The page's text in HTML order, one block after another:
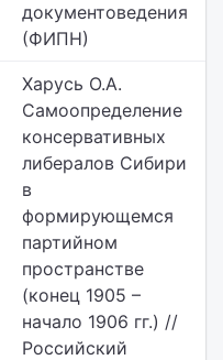
документоведения
(ФИПН)
Харусь О.А.
Самоопределение
консервативных
либералов Сибири
в
формирующемся
партийном
пространстве
(конец 1905 –
начало 1906 гг.) //
Российский